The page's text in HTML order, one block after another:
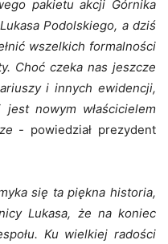
pakietu akcji Górnika
Podolskiego, a dziś
wszelkich formalności
Choć czeka nas jeszcze
i innych ewidencji,
nowym właścicielem
- powiedział prezydent
się ta piękna historia,
Lukasa, że na koniec
Ku wielkiej radości